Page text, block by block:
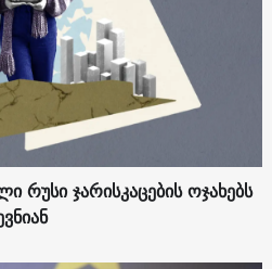
ჯარისკაცების ოჯახებს